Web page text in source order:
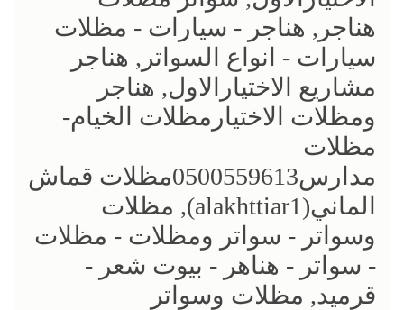
هناجر, هناجر - سيارات - مظلات
سيارات - انواع السواتر, هناجر
مشاريع الاختيارالاول, هناجر
ومظلات الاختيارمظلات الخيام-
مظلات
مدارس0500559613مظلات قماش
الماني(alakhttiar1), مظلات
وسواتر - سواتر ومظلات - مظلات
- سواتر - هناهر - بيوت شعر -
قرميد, مظلات وسواتر